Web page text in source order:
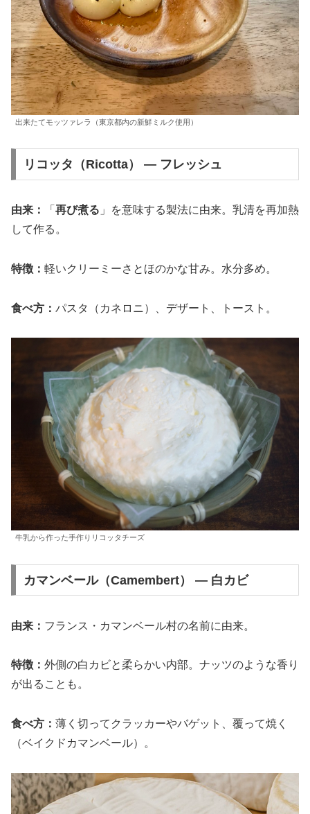
出来たてモッツァレラ（東京都内の新鮮ミルク使用）
リコッタ（Ricotta） — フレッシュ
由来： 「 再び煮る 」を意味する製法に由来。乳清を再加熱
して作る。
特徴： 軽いクリーミーさとほのかな甘み。水分多め。
食べ方： パスタ（カネロニ）、デザート、トースト。
牛乳から作った手作りリコッタチーズ
カマンベール（Camembert） — 白カビ
由来： フランス・カマンベール村の名前に由来。
特徴： 外側の白カビと柔らかい内部。ナッツのような香り
が出ることも。
食べ方： 薄く切ってクラッカーやバゲット、覆って焼く
（ベイクドカマンベール）。